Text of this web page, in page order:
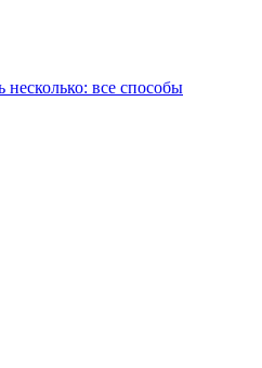
несколько: все способы